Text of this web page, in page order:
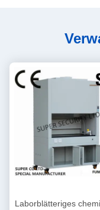
Laborblätteriges